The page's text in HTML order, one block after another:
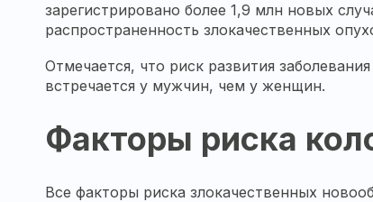
зарегистрировано более 1,9 млн новых
распространенность злокачественных
Отмечается, что риск развития
встречается у мужчин, чем у женщин.
Факторы риска
Все факторы риска злокачественных